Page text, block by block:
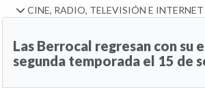
CINE, RADIO, TELEVISIÓN E INTERNET
Las Berrocal regresan con su
segunda temporada el 15 de